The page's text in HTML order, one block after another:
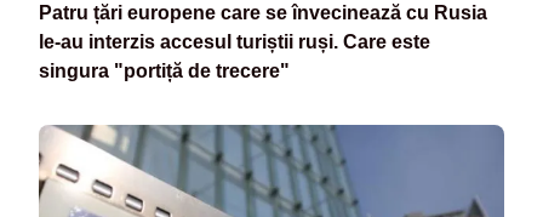
Patru țări europene care se învecinează cu Rusia
le-au interzis accesul turiștii ruși. Care este
singura "portiță de trecere"